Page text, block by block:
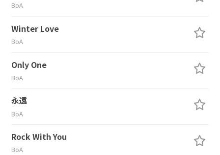
BoA
Winter Love
BoA
Only One
BoA
永遠
BoA
Rock With You
BoA